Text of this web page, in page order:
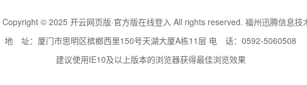
Copyright © 2025 开云网页版·官方版在线登入 All rights reserved. 福州迅腾信息技
地 址：厦门市思明区槟榔西里150号天湖大厦A栋11层 电 话：0592-5060508
建议使用IE10及以上版本的浏览器获得最佳浏览效果